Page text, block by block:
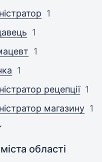
1
1
1
1
рецепції 1
магазину 1
області